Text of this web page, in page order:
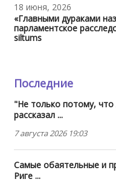
18 июня, 2026
«Главными дураками
парламентское
siltums
Последние
"Не только потому,
рассказал ...
7 августа 2026 19:03
Самые обаятельные и
Риге ...